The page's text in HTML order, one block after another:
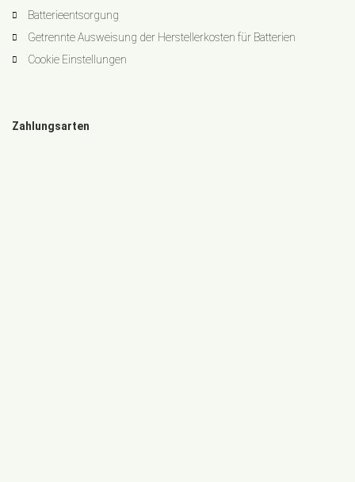
Batterieentsorgung
Getrennte Ausweisung der Herstellerkosten für Batterien
Cookie Einstellungen
Zahlungsarten